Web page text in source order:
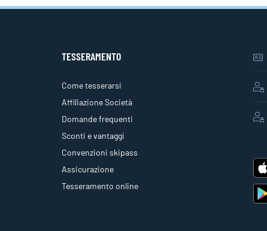
TESSERAMENTO
Come tesserarsi
Affiliazione Società
Domande frequenti
Sconti e vantaggi
Convenzioni skipass
Assicurazione
Tesseramento online